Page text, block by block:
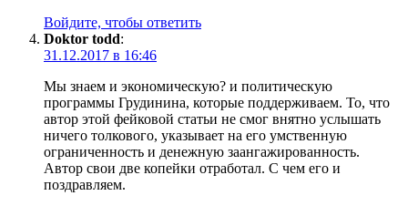
Войдите, чтобы ответить
Doktor todd:
31.12.2017 в 16:46
Мы знаем и экономическую? и политическую
программы Грудинина, которые поддерживаем. То, что
автор этой фейковой статьи не смог внятно услышать
ничего толкового, указывает на его умственную
ограниченность и денежную заангажированность.
Автор свои две копейки отработал. С чем его и
поздравляем.